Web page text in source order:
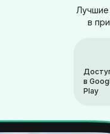
в
в
Play